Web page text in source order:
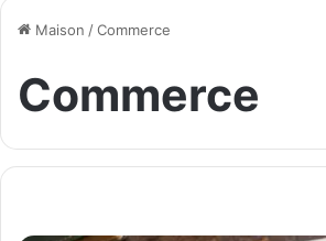
Maison /Commerce
Commerce